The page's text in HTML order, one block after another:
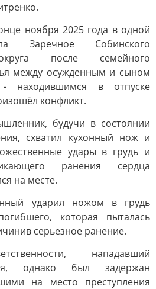
ноября 2025 года в одной
Заречное Собинского
после семейного
между осужденным и сыном
находившимся в отпуске
конфликт.
будучи в состоянии
схватил кухонный нож и
удары в грудь и
ранения сердца
на месте.
ударил ножом в грудь
которая пыталась
серьезное ранение.
нападавший
однако был задержан
на место преступления